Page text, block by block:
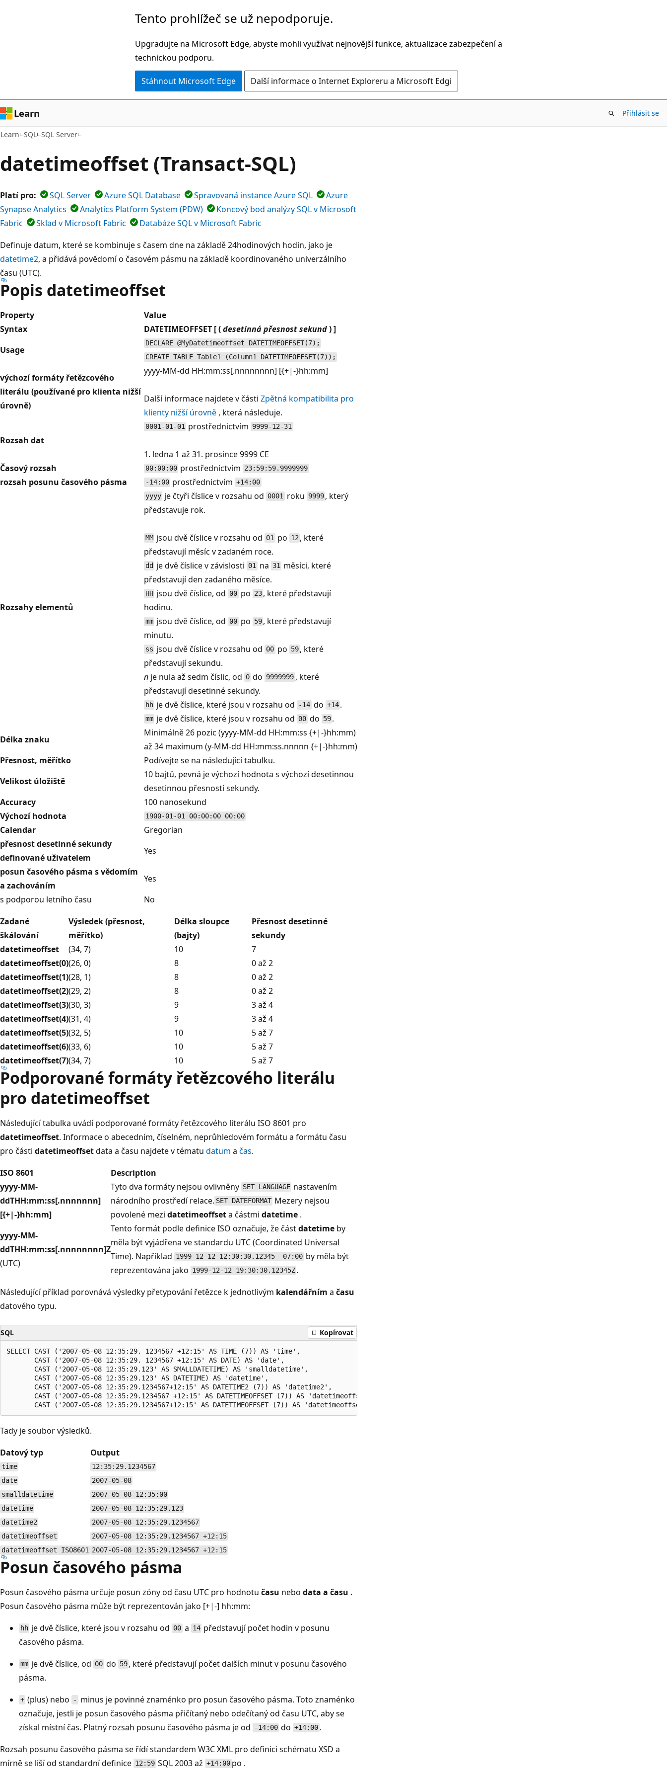
Tento prohlížeč se už nepodporuje.
Upgradujte na Microsoft Edge, abyste mohli využívat nejnovější funkce, aktualizace zabezpečení a
technickou podporu.
Stáhnout Microsoft Edge Další informace o Internet Exploreru a Microsoft Edgi
Learn Přihlásit se
Learn SQL SQL Server
datetimeoffset (Transact-SQL)
Platí pro: SQL Server Azure SQL Database Spravovaná instance Azure SQL
Azure
Synapse Analytics
Analytics Platform System (PDW)
Koncový bod analýzy SQL v Microsoft
Fabric
Sklad v Microsoft Fabric
Databáze SQL v Microsoft Fabric
Definuje datum, které se kombinuje s časem dne na základě 24hodinových hodin, jako je
datetime2, a přidává povědomí o časovém pásmu na základě koordinovaného univerzálního
času (UTC).
Popis datetimeoffset
Property
Value
Syntax
DATETIMEOFFSET [ (desetinná přesnost sekund) ]
Usage
DECLARE @MyDatetimeoffset DATETIMEOFFSET(7);
CREATE TABLE Table1 (Column1 DATETIMEOFFSET(7));
výchozí formáty řetězcového
literálu (používané pro klienta nižší
úrovně)
yyyy-MM-dd HH:mm:ss[.nnnnnnnn] [{+|-}hh:mm]
Další informace najdete v části Zpětná kompatibilita pro
klienty nižší úrovně , která následuje.
Rozsah dat
0001-01-01 prostřednictvím 9999-12-31
1. ledna 1 až 31. prosince 9999 CE
Časový rozsah
00:00:00 prostřednictvím 23:59:59.9999999
rozsah posunu časového pásma -14:00 prostřednictvím +14:00
Rozsahy elementů
yyyy je čtyři číslice v rozsahu od 0001roku 9999 , který
představuje rok.
MM jsou dvě číslice v rozsahu od 01po 12 , které
představují měsíc v zadaném roce.
dd je dvě číslice v závislosti 01na 31 měsíci, které
představují den zadaného měsíce.
HH jsou dvě číslice, od 00po 23 , které představují
hodinu.
mm jsou dvě číslice, od 00po 59 , které představují
minutu.
ss jsou dvě číslice v rozsahu od 00po 59 , které
představují sekundu.
n je nula až sedm číslic, od 0 do 9999999 , které
představují desetinné sekundy.
hh je dvě číslice, které jsou v rozsahu od -14do +14 .
mm je dvě číslice, které jsou v rozsahu od 00do 59 .
Délka znaku
Minimálně 26 pozic (yyyy-MM-dd HH:mm:ss {+|-}hh:mm)
až 34 maximum (y-MM-dd HH:mm:ss.nnnnn {+|-}hh:mm)
Přesnost, měřítko
Podívejte se na následující tabulku.
Velikost úložiště
10 bajtů, pevná je výchozí hodnota s výchozí desetinnou
desetinnou přesností sekundy.
Accuracy
100 nanosekund
Výchozí hodnota
1900-01-01 00:00:00 00:00
Calendar
Gregorian
přesnost desetinné sekundy
definované uživatelem
Yes
posun časového pásma s vědomím
a zachováním
Yes
s podporou letního času
No
Zadané
škálování
Výsledek (přesnost,
měřítko)
Délka sloupce
(bajty)
Přesnost desetinné
sekundy
datetimeoffset
(34, 7) 10
7
datetimeoffset(0)(26, 0) 8
0 až 2
datetimeoffset(1)(28, 1) 8
0 až 2
datetimeoffset(2)(29, 2) 8
0 až 2
datetimeoffset(3)(30, 3) 9
3 až 4
datetimeoffset(4)(31, 4) 9
3 až 4
datetimeoffset(5)(32, 5) 10
5 až 7
datetimeoffset(6)(33, 6) 10
5 až 7
datetimeoffset(7)(34, 7) 10 5 až 7
Podporované formáty řetězcového literálu
pro datetimeoffset
Následující tabulka uvádí podporované formáty řetězcového literálu ISO 8601 pro
datetimeoffset. Informace o abecedním, číselném, neprůhledovém formátu a formátu času
pro části datetimeoffsetdata a času najdete v tématu datum a čas.
ISO 8601
Description
yyyy-MM-
ddTHH:mm:ss[.nnnnnnn]
[{+|-}hh:mm]
Tyto dva formáty nejsou ovlivněny SET LANGUAGE nastavením
národního prostředí relace. SET DATEFORMAT Mezery nejsou
povolené mezi datetimeoffseta částmi datetime .
yyyy-MM-
ddTHH:mm:ss[.nnnnnnnn]Z
(UTC)
Tento formát podle definice ISO označuje, že částdatetime by
měla být vyjádřena ve standardu UTC (Coordinated Universal
Time). Například 1999-12-12 12:30:30.12345 -07:00 by měla být
reprezentována jako 1999-12-12 19:30:30.12345Z .
Následující příklad porovnává výsledky přetypování řetězce k jednotlivým kalendářním a času
datového typu.
SQL Kopírovat
SELECT CAST ('2007-05-08 12:35:29. 1234567 +12:15' AS TIME (7)) AS 'time',
       CAST ('2007-05-08 12:35:29. 1234567 +12:15' AS DATE) AS 'date',
       CAST ('2007-05-08 12:35:29.123' AS SMALLDATETIME) AS 'smalldatetime',
       CAST ('2007-05-08 12:35:29.123' AS DATETIME) AS 'datetime',
       CAST ('2007-05-08 12:35:29.1234567+12:15' AS DATETIME2 (7)) AS 'datetime2',
       CAST ('2007-05-08 12:35:29.1234567 +12:15' AS DATETIMEOFFSET (7)) AS 'datetimeoffset',
Tady je soubor výsledků.
Datový typ
Output
time
12:35:29.1234567
date
2007-05-08
smalldatetime
2007-05-08 12:35:00
datetime
2007-05-08 12:35:29.123
datetime2
2007-05-08 12:35:29.1234567
datetimeoffset
2007-05-08 12:35:29.1234567 +12:15
datetimeoffset ISO8601 2007-05-08 12:35:29.1234567 +12:15
Posun časového pásma
Posun časového pásma určuje posun zóny od času UTC pro hodnotu času nebo data a času .
Posun časového pásma může být reprezentován jako [+|-] hh:mm:
hh je dvě číslice, které jsou v rozsahu od 00a 14 představují počet hodin v posunu
časového pásma.
mm je dvě číslice, od 00do 59 , které představují počet dalších minut v posunu časového
pásma.
+ (plus) nebo - minus je povinné znaménko pro posun časového pásma. Toto znaménko
označuje, jestli je posun časového pásma přičítaný nebo odečítaný od času UTC, aby se
získal místní čas. Platný rozsah posunu časového pásma je od
-14:00 do +14:00 .
Rozsah posunu časového pásma se řídí standardem W3C XML pro definici schématu XSD a
mírně se liší od standardní definice 12:59 SQL 2003 až +14:00 po .